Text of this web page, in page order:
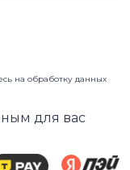
на обработку данных
для вас